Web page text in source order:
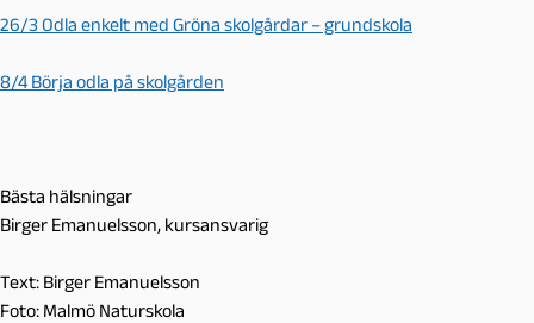
26/3 Odla enkelt med Gröna skolgårdar – grundskola
8/4 Börja odla på skolgården
Bästa hälsningar
Birger Emanuelsson, kursansvarig
Text: Birger Emanuelsson
Foto: Malmö Naturskola